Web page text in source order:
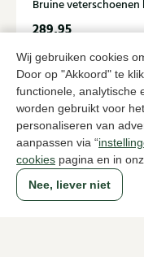
Wij gebruiken cookies
Door op "Akkoord" te
functionele, analytische
worden gebruikt voor
personaliseren van
aanpassen via “
cookies pagina en in
Nee, liever niet
Bruine veterschoenen
289,95
Sinds 1983 een